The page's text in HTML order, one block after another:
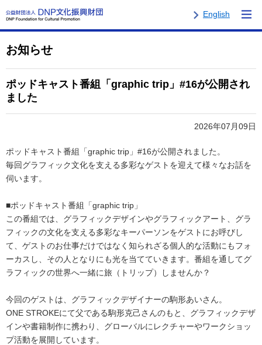
English
お知らせ
ポッドキャスト番組「graphic trip」#16が公開され
ました
2026年07月09日
ポッドキャスト番組「graphic trip」#16が公開されました。
毎回グラフィック文化を支える多彩なゲストを迎えて様々なお話を
伺います。
■ポッドキャスト番組「graphic trip」
この番組では、グラフィックデザインやグラフィックアート、グラ
フィックの文化を支える多彩なキーパーソンをゲストにお呼びし
て、ゲストのお仕事だけではなく知られざる個人的な活動にもフォ
ーカスし、その人となりにも光を当てていきます。番組を通してグ
ラフィックの世界へ一緒に旅（トリップ）しませんか？
今回のゲストは、グラフィックデザイナーの駒形あいさん。
ONE STROKEにて父である駒形克己さんのもと、グラフィックデザ
インや書籍制作に携わり、グローバルにレクチャーやワークショッ
プ活動を展開しています。